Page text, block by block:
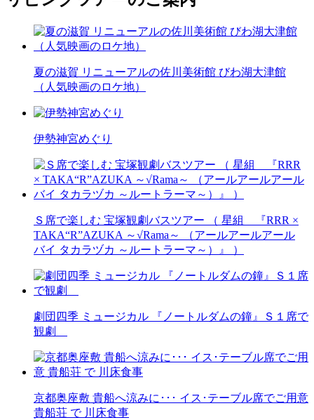
夏の滋賀 リニューアルの佐川美術館 びわ湖大津館
（人気映画のロケ地）
伊勢神宮めぐり
Ｓ席で楽しむ 宝塚観劇バスツアー （ 星組 『RRR ×
TAKA“R”AZUKA ～√Rama～ （アールアールアール
バイ タカラヅカ ～ルートラーマ～）』 ）
劇団四季 ミュージカル 『ノートルダムの鐘』Ｓ１席で
観劇
京都奥座敷 貴船へ涼みに･･･ イス･テーブル席でご用意
貴船荘 で 川床食事